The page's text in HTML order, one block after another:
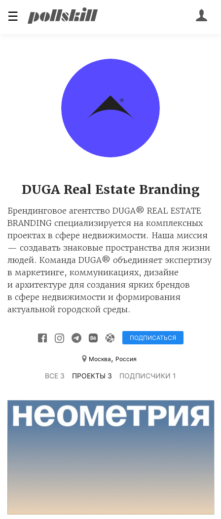
☰
DUGA Real Estate Branding
Брендинговое агентство DUGA® REAL ESTATE
BRANDING специализируется на комплексных
проектах в сфере недвижимости. Наша миссия
— создавать знаковые пространства для жизни
людей. Команда DUGA® объединяет экспертизу
в маркетинге, коммуникациях, дизайне
и архитектуре для создания ярких брендов
в сфере недвижимости и формирования
актуальной городской среды.
ПОДПИСАТЬСЯ
Москва, Россия
ВСЕ 3 ПРОЕКТЫ 3 ПОДПИСЧИКИ 1